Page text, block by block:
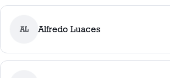
AL Alfredo Luaces